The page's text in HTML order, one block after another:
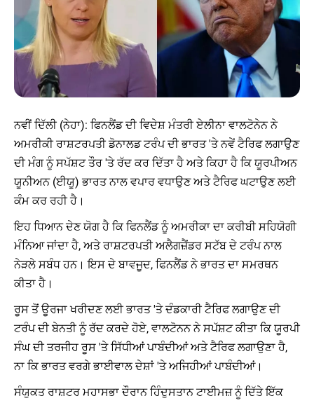
ਨਵੀਂ ਦਿੱਲੀ (ਨੇਹਾ): ਫਿਨਲੈਂਡ ਦੀ ਵਿਦੇਸ਼ ਮੰਤਰੀ ਏਲੀਨਾ ਵਾਲਟੋਨੇਨ ਨੇ
ਅਮਰੀਕੀ ਰਾਸ਼ਟਰਪਤੀ ਡੋਨਾਲਡ ਟਰੰਪ ਦੀ ਭਾਰਤ 'ਤੇ ਨਵੇਂ ਟੈਰਿਫ ਲਗਾਉਣ
ਦੀ ਮੰਗ ਨੂੰ ਸਪੱਸ਼ਟ ਤੌਰ 'ਤੇ ਰੱਦ ਕਰ ਦਿੱਤਾ ਹੈ ਅਤੇ ਕਿਹਾ ਹੈ ਕਿ ਯੂਰਪੀਅਨ
ਯੂਨੀਅਨ (ਈਯੂ) ਭਾਰਤ ਨਾਲ ਵਪਾਰ ਵਧਾਉਣ ਅਤੇ ਟੈਰਿਫ ਘਟਾਉਣ ਲਈ
ਕੰਮ ਕਰ ਰਹੀ ਹੈ।
ਇਹ ਧਿਆਨ ਦੇਣ ਯੋਗ ਹੈ ਕਿ ਫਿਨਲੈਂਡ ਨੂੰ ਅਮਰੀਕਾ ਦਾ ਕਰੀਬੀ ਸਹਿਯੋਗੀ
ਮੰਨਿਆ ਜਾਂਦਾ ਹੈ, ਅਤੇ ਰਾਸ਼ਟਰਪਤੀ ਅਲੈਗਜ਼ੈਂਡਰ ਸਟੱਬ ਦੇ ਟਰੰਪ ਨਾਲ
ਨੇੜਲੇ ਸਬੰਧ ਹਨ। ਇਸ ਦੇ ਬਾਵਜੂਦ, ਫਿਨਲੈਂਡ ਨੇ ਭਾਰਤ ਦਾ ਸਮਰਥਨ
ਕੀਤਾ ਹੈ।
ਰੂਸ ਤੋਂ ਊਰਜਾ ਖਰੀਦਣ ਲਈ ਭਾਰਤ 'ਤੇ ਦੰਡਕਾਰੀ ਟੈਰਿਫ ਲਗਾਉਣ ਦੀ
ਟਰੰਪ ਦੀ ਬੇਨਤੀ ਨੂੰ ਰੱਦ ਕਰਦੇ ਹੋਏ, ਵਾਲਟੋਨਨ ਨੇ ਸਪੱਸ਼ਟ ਕੀਤਾ ਕਿ ਯੂਰਪੀ
ਸੰਘ ਦੀ ਤਰਜੀਹ ਰੂਸ 'ਤੇ ਸਿੱਧੀਆਂ ਪਾਬੰਦੀਆਂ ਅਤੇ ਟੈਰਿਫ ਲਗਾਉਣਾ ਹੈ,
ਨਾ ਕਿ ਭਾਰਤ ਵਰਗੇ ਭਾਈਵਾਲ ਦੇਸ਼ਾਂ 'ਤੇ ਅਜਿਹੀਆਂ ਪਾਬੰਦੀਆਂ।
ਸੰਯੁਕਤ ਰਾਸ਼ਟਰ ਮਹਾਸਭਾ ਦੌਰਾਨ ਹਿੰਦੁਸਤਾਨ ਟਾਈਮਜ਼ ਨੂੰ ਦਿੱਤੇ ਇੱਕ